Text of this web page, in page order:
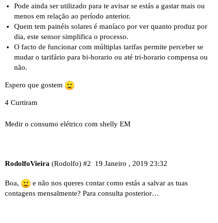
Pode ainda ser utilizado para te avisar se estás a gastar mais ou
menos em relação ao período anterior.
Quem tem painéis solares é maníaco por ver quanto produz por
dia, este sensor simplifica o processo.
O facto de funcionar com múltiplas tarifas permite perceber se
mudar o tarifário para bi-horario ou até tri-horario compensa ou
não.
Espero que gostem
4 Curtiram
Medir o consumo elétrico com shelly EM
RodolfoVieira (Rodolfo) 19 Janeiro , 2019 23:32
#2
Boa,
e não nos queres contar como estás a salvar as tuas
contagens mensalmente? Para consulta posterior…